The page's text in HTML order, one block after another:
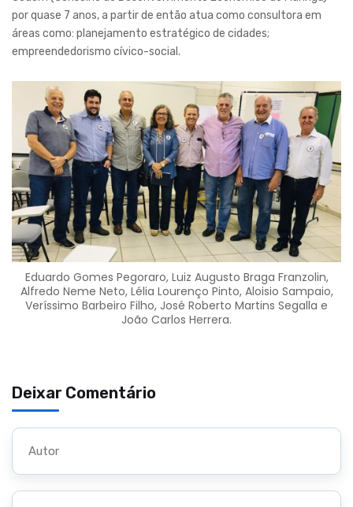
por quase 7 anos, a partir de então atua como consultora em
áreas como: planejamento estratégico de cidades;
empreendedorismo cívico-social.
Eduardo Gomes Pegoraro, Luiz Augusto Braga Franzolin,
Alfredo Neme Neto, Lélia Lourenço Pinto, Aloisio Sampaio,
Veríssimo Barbeiro Filho, José Roberto Martins Segalla e
João Carlos Herrera.
Deixar Comentário